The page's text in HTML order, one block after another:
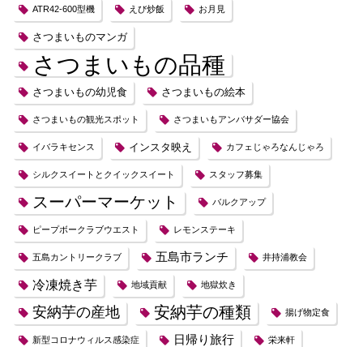
ATR42-600型機 えび炒飯 お月見
さつまいものマンガ
さつまいもの品種
さつまいもの幼児食 さつまいもの絵本
さつまいもの観光スポット さつまいもアンバサダー協会
イバラキセンス インスタ映え カフェじゃろなんじゃろ
シルクスイートとクイックスイート スタッフ募集
スーパーマーケット バルクアップ
ピープボークラブウエスト レモンステーキ
五島カントリークラブ 五島市ランチ 井持浦教会
冷凍焼き芋 地域貢献 地獄炊き
安納芋の産地 安納芋の種類 揚げ物定食
新型コロナウィルス感染症 日帰り旅行 栄来軒